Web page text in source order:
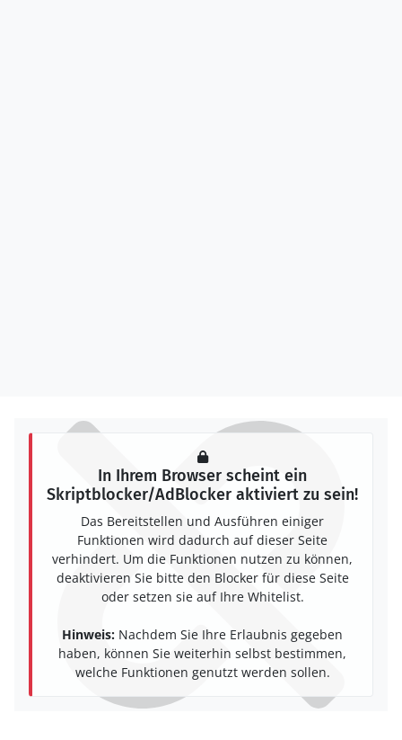
In Ihrem Browser scheint ein
Skriptblocker/AdBlocker aktiviert zu sein!
Das Bereitstellen und Ausführen einiger
Funktionen wird dadurch auf dieser Seite
verhindert. Um die Funktionen nutzen zu können,
deaktivieren Sie bitte den Blocker für diese Seite
oder setzen sie auf Ihre Whitelist.
Hinweis: Nachdem Sie Ihre Erlaubnis gegeben
haben, können Sie weiterhin selbst bestimmen,
welche Funktionen genutzt werden sollen.